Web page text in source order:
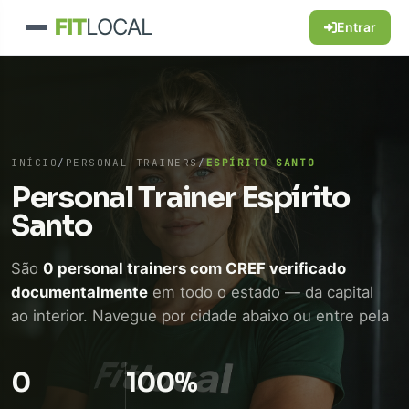
FITLOCAL Entrar
INÍCIO / PERSONAL TRAINERS/ ESPÍRITO SANTO
Personal Trainer Espírito
Santo
São 0 personal trainers com CREF verificado
documentalmente em todo o estado — da capital
ao interior. Navegue por cidade abaixo ou entre pela
em casa, pós-parto ou reabilitação. Contato direto
pelo WhatsApp, sem leilão de orçamento.
0 100%